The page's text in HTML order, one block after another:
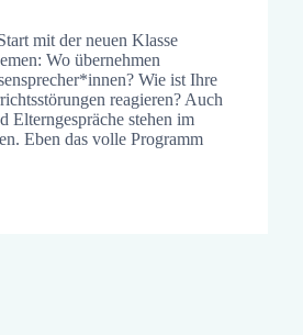
mit der neuen Klasse
Wo übernehmen
Wie ist Ihre
reagieren? Auch
Elterngespräche stehen im
Eben das volle Programm